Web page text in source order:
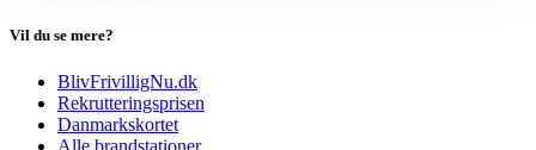
Vil du se mere?
BlivFrivilligNu.dk
Rekrutteringsprisen
Danmarkskortet
Alle brandstationer